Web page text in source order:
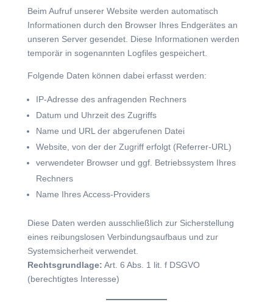
Beim Aufruf unserer Website werden automatisch
Informationen durch den Browser Ihres Endgerätes an
unseren Server gesendet. Diese Informationen werden
temporär in sogenannten Logfiles gespeichert.
Folgende Daten können dabei erfasst werden:
IP-Adresse des anfragenden Rechners
Datum und Uhrzeit des Zugriffs
Name und URL der abgerufenen Datei
Website, von der der Zugriff erfolgt (Referrer-URL)
verwendeter Browser und ggf. Betriebssystem Ihres
Rechners
Name Ihres Access-Providers
Diese Daten werden ausschließlich zur Sicherstellung
eines reibungslosen Verbindungsaufbaus und zur
Systemsicherheit verwendet.
Rechtsgrundlage: Art. 6 Abs. 1 lit. f DSGVO
(berechtigtes Interesse)